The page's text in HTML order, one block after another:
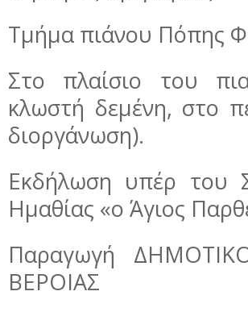
Τμήμα πιάνου Πόπης
Στο πλαίσιο του
κλωστή δεμένη, στο
διοργάνωση).
Εκδήλωση υπέρ του
Ημαθίας «ο Άγιος
Παραγωγή
ΒΕΡΟΙΑΣ